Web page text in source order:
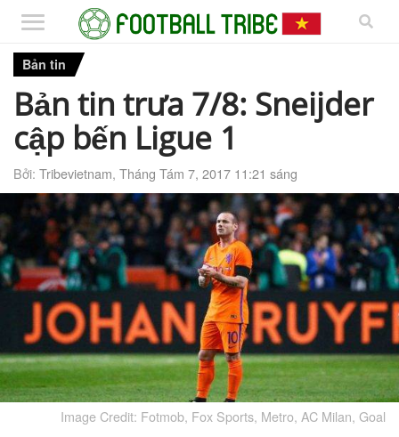
Bản tin
Bản tin trưa 7/8: Sneijder
cập bến Ligue 1
Bởi: Tribevietnam, Tháng Tám 7, 2017 11:21 sáng
Image Credit: Fotmob, Fox Sports, Metro, AC Milan, Goal